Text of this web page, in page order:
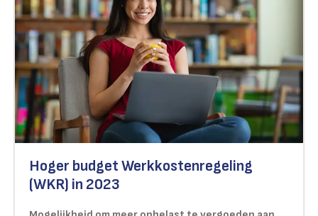
Hoger budget Werkkostenregeling
(WKR) in 2023